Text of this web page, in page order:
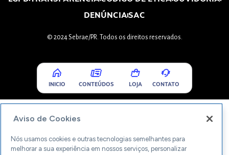
DENÚNCIASAC
© 2024 Sebrae/PR. Todos os direitos reservados.
INICIO CONTEÚDOS LOJA CONTATO
Aviso de Cookies
Nós usamos cookies e outras tecnologias semelhantes para
melhorar a sua experiência em nossos serviços, personalizar